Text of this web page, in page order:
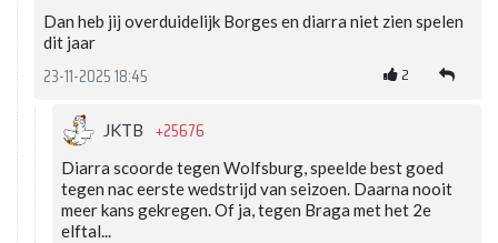
Dan heb jij overduidelijk Borges en diarra niet zien spelen
dit jaar
23-11-2025 18:45 2
JKTB +25676
Diarra scoorde tegen Wolfsburg, speelde best goed
tegen nac eerste wedstrijd van seizoen. Daarna nooit
meer kans gekregen. Of ja, tegen Braga met het 2e
elftal...